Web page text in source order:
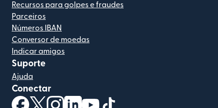
Recursos para golpes e fraudes
Parceiros
Números IBAN
Conversor de moedas
Indicar amigos
Suporte
Ajuda
Conectar
(abre em uma nova janela)
(abre em uma nova janela)
(abre em uma nova janela)
(abre em uma nova janela)
(abre em uma nova janela)